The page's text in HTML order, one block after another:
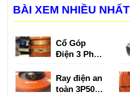
BÀI XEM NHIỀU NHẤT
Cổ Góp
Điện 3 Pha
Ray điện an
toàn 3P50A,